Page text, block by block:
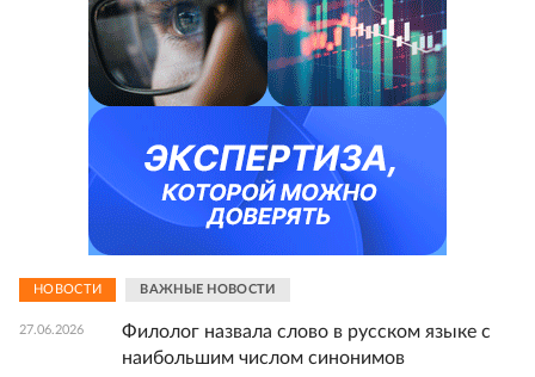
НОВОСТИ ВАЖНЫЕ НОВОСТИ
27.06.2026
Филолог назвала слово в русском языке с
наибольшим числом синонимов